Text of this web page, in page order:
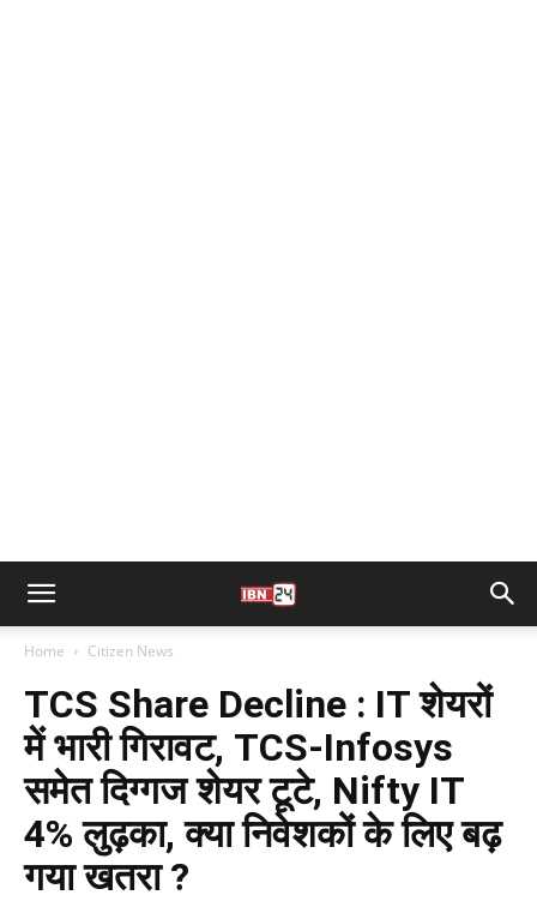
Home Citizen News
TCS Share Decline : IT शेयरों
में भारी गिरावट, TCS-Infosys
समेत दिग्गज शेयर टूटे, Nifty IT
4% लुढ़का, क्या निवेशकों के लिए बढ़
गया खतरा ?